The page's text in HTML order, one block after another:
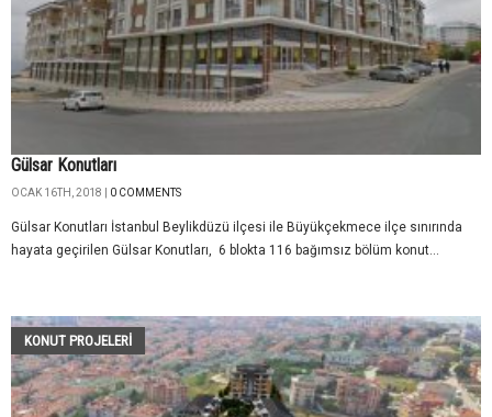
Gülsar Konutları
OCAK 16TH, 2018 | 0 COMMENTS
Gülsar Konutları İstanbul Beylikdüzü ilçesi ile Büyükçekmece ilçe sınırında
hayata geçirilen Gülsar Konutları, 6 blokta 116 bağımsız bölüm konut...
KONUT PROJELERI